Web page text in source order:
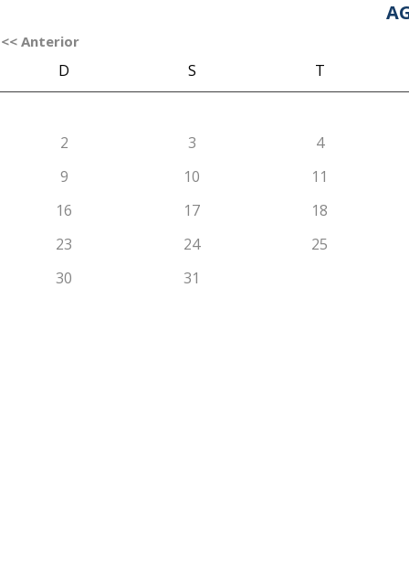
<< Anterior
D S T
2 3
4
9
10
11
16
17
18
23
24
25
30
31